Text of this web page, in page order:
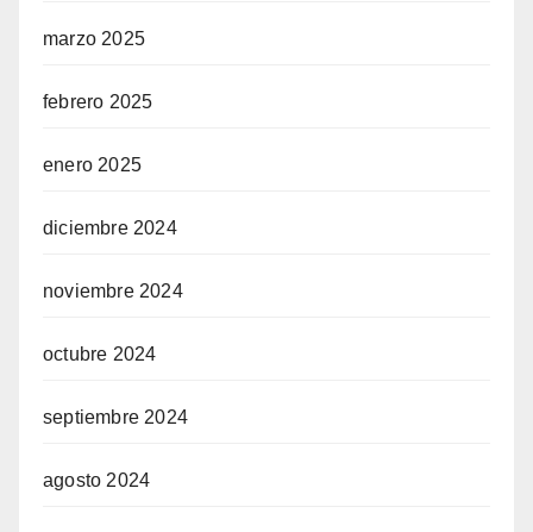
marzo 2025
febrero 2025
enero 2025
diciembre 2024
noviembre 2024
octubre 2024
septiembre 2024
agosto 2024